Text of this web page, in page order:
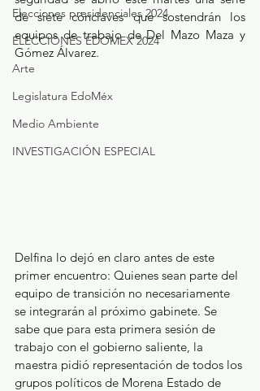
Elecciones presidenciales 2024
ELECCIONES EDOMEX 2024
Arte
Legislatura EdoMéx
Medio Ambiente
INVESTIGACIÓN ESPECIAL
de siete cónclaves que sostendrán los
equipos de trabajo de Del Mazo Maza y
Gómez Álvarez.
Delfina lo dejó en claro antes de este
primer encuentro: Quienes sean parte del
equipo de transición no necesariamente
se integrarán al próximo gabinete. Se
sabe que para esta primera sesión de
trabajo con el gobierno saliente, la
maestra pidió representación de todos los
grupos políticos de Morena Estado de